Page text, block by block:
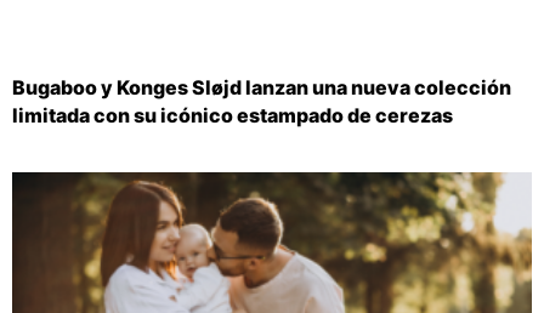
Bugaboo y Konges Sløjd lanzan una nueva colección
limitada con su icónico estampado de cerezas